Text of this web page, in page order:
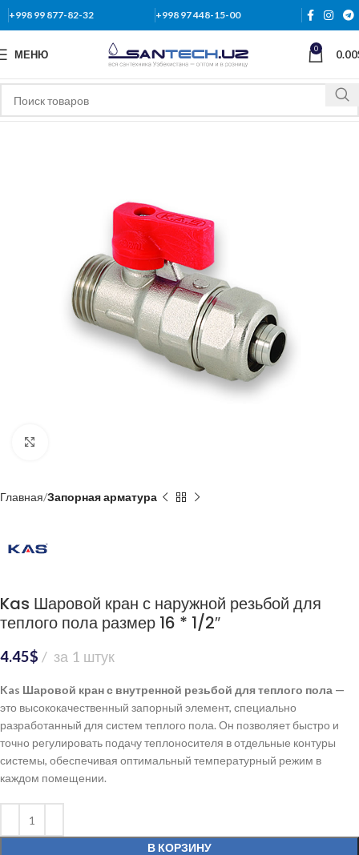
+998 99 877-82-32 +998 97 448-15-00
МЕНЮ 0 0.00
Главная Запорная арматура
Kas Шаровой кран с наружной резьбой для
теплого пола размер 16 * 1/2″
4.45$ за 1 штук
Kas Шаровой кран с внутренной резьбой для теплого пола —
это высококачественный запорный элемент, специально
разработанный для систем теплого пола. Он позволяет быстро и
точно регулировать подачу теплоносителя в отдельные контуры
системы, обеспечивая оптимальный температурный режим в
каждом помещении.
В КОРЗИНУ